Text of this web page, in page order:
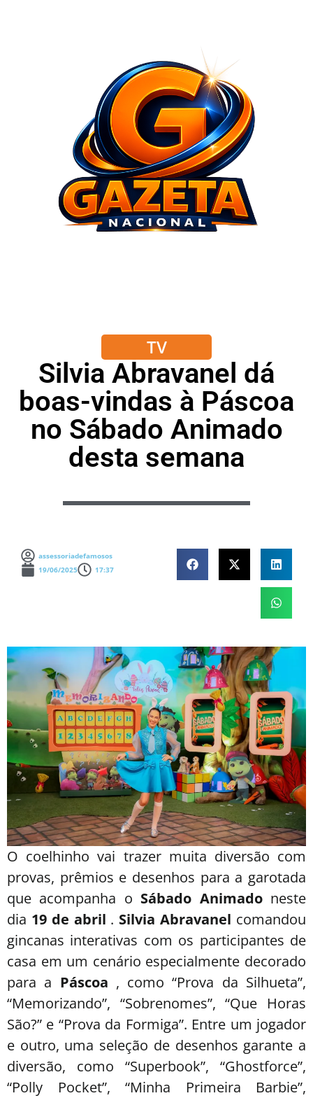
TV
Silvia Abravanel dá
boas-vindas à Páscoa
no Sábado Animado
desta semana
assessoriadefamosos
19/06/2025
17:37
O coelhinho vai trazer muita diversão com
provas, prêmios e desenhos para a garotada
que acompanha o Sábado Animadoneste
dia 19 de abril . Silvia Abravanel comandou
gincanas interativas com os participantes de
casa em um cenário especialmente decorado
para a Páscoa , como “Prova da Silhueta”,
“Memorizando”, “Sobrenomes”, “Que Horas
São?” e “Prova da Formiga”. Entre um jogador
e outro, uma seleção de desenhos garante a
diversão, como “Superbook”, “Ghostforce”,
“Polly Pocket”, “Minha Primeira Barbie”,